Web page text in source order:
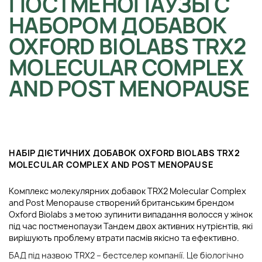
НАБОРОМ ДОБАВОК
OXFORD BIOLABS TRX2
MOLECULAR COMPLEX
AND POST MENOPAUSE
НАБІР ДІЄТИЧНИХ ДОБАВОК OXFORD BIOLABS TRX2
MOLECULAR COMPLEX AND POST MENOPAUSE
Комплекс молекулярних добавок TRX2 Molecular Complex
and Post Menopause створений британським брендом
Oxford Biolabs з метою зупинити випадання волосся у жінок
під час постменопаузи Тандем двох активних нутрієнтів, які
вирішують проблему втрати пасмів якісно та ефективно.
БАД під назвою TRX2 – бестселер компанії. Це біологічно